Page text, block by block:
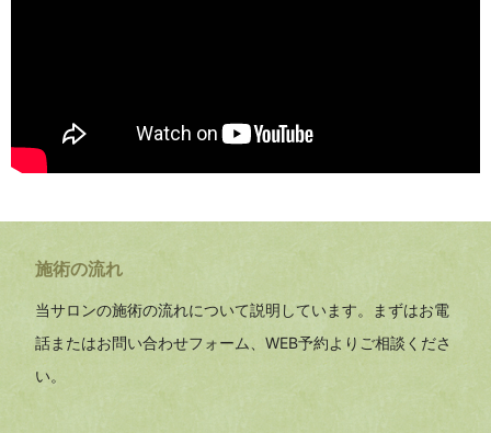
施術の流れ
当サロンの施術の流れについて説明しています。
まずはお電
話またはお問い合わせフォーム、WEB予約よりご相談くださ
い。